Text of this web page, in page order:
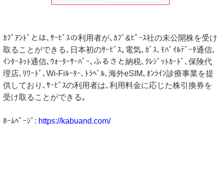
ｶﾌﾞｱﾝﾄﾞとは､ｻｰﾋﾞｽの利用者が､ｶﾌﾞ&ﾋﾟｰｽ社の未公開株を受け
取ることができる､日本初のｻｰﾋﾞｽ｡電気､ｶﾞｽ､ﾓﾊﾞｲﾙﾃﾞｰﾀ通信､
ｲﾝﾀｰﾈｯﾄ通信､ｳｫｰﾀｰｻｰﾊﾞｰ､ふるさと納税､ｸﾚｼﾞｯﾄｶｰﾄﾞ､保険代
理店､ﾘﾜｰﾄﾞ､Wi-Fiﾙｰﾀｰ､ﾄﾗﾍﾞﾙ､海外eSIM､ｵﾝﾗｲﾝ診療事業を提
供しており､ｻｰﾋﾞｽの利用者は､利用料金に応じた株引換券を
受け取ることができる｡
ﾎｰﾑﾍﾟｰｼﾞ: https://kabuand.com/